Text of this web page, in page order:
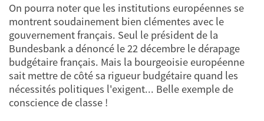
On pourra noter que les institutions européennes se
montrent soudainement bien clémentes avec le
gouvernement français. Seul le président de la
Bundesbank a dénoncé le 22 décembre le dérapage
budgétaire français. Mais la bourgeoisie européenne
sait mettre de côté sa rigueur budgétaire quand les
nécessités politiques l'exigent... Belle exemple de
conscience de classe !